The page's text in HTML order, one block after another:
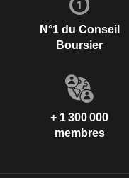
N°1 du Conseil
Boursier
+ 1 300 000
membres